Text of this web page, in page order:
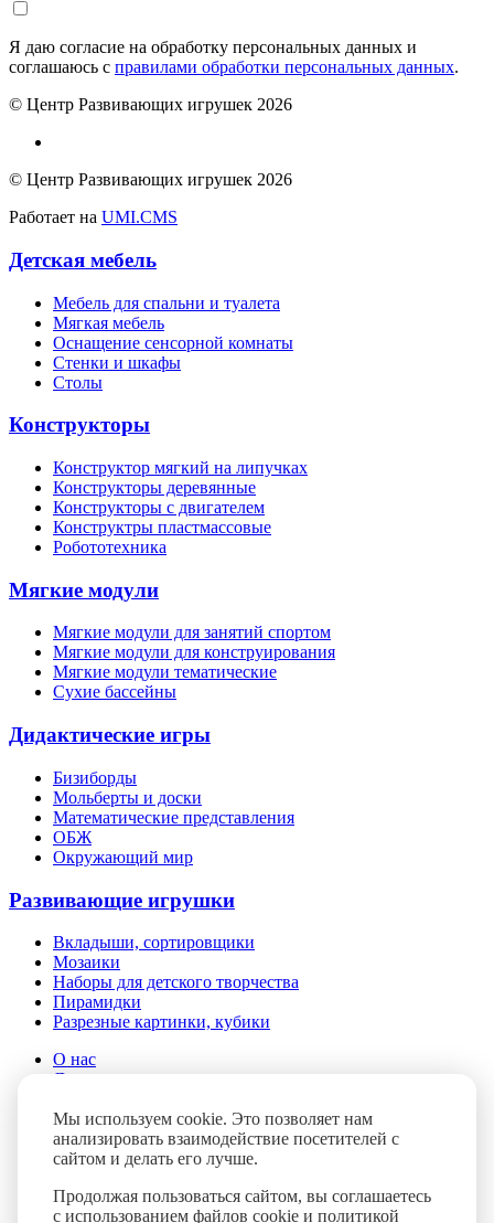
Я даю согласие на обработку персональных данных и
соглашаюсь с правилами обработки персональных данных.
© Центр Развивающих игрушек 2026
© Центр Развивающих игрушек 2026
Работает на UMI.CMS
Детская мебель
Мебель для спальни и туалета
Мягкая мебель
Оснащение сенсорной комнаты
Стенки и шкафы
Столы
Конструкторы
Конструктор мягкий на липучках
Конструкторы деревянные
Конструкторы с двигателем
Конструктры пластмассовые
Робототехника
Мягкие модули
Мягкие модули для занятий спортом
Мягкие модули для конструирования
Мягкие модули тематические
Сухие бассейны
Дидактические игры
Бизиборды
Мольберты и доски
Математические представления
ОБЖ
Окружающий мир
Развивающие игрушки
Вкладыши, сортировщики
Мозаики
Наборы для детского творчества
Пирамидки
Разрезные картинки, кубики
О нас
Доставка и оплата
Контакты
Блог
Мы используем cookie. Это позволяет нам
анализировать взаимодействие посетителей с
сайтом и делать его лучше.
Продолжая пользоваться сайтом, вы соглашаетесь
с использованием файлов cookie и политикой